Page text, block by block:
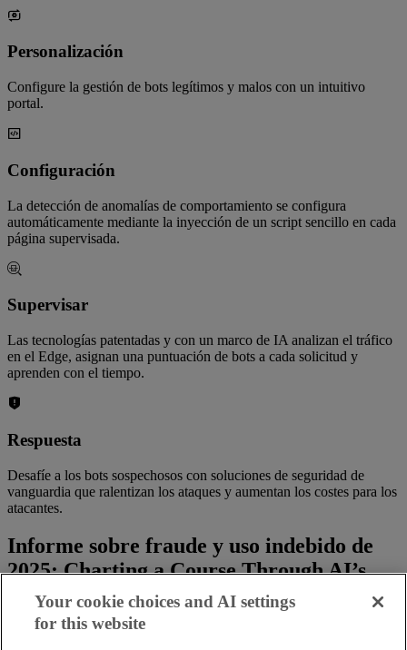
Personalización
Configure la gestión de bots legítimos y malos con un intuitivo
portal.
Configuración
La detección de anomalías de comportamiento se configura
automáticamente mediante la inyección de un script sencillo en cada
página supervisada.
Supervisar
Las tecnologías patentadas y con un marco de IA analizan el tráfico
en el Edge, asignan una puntuación de bots a cada solicitud y
aprenden con el tiempo.
Respuesta
Desafíe a los bots sospechosos con soluciones de seguridad de
vanguardia que ralentizan los ataques y aumentan los costes para los
atacantes.
Informe sobre fraude y uso indebido de
2025: Charting a Course Through AI’s
Murky Waters
Descubra qué regiones y sectores de todo el mundo se han visto más
Your cookie choices and AI settings
for this website